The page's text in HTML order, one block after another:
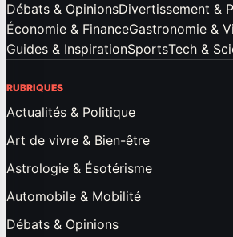
Débats & OpinionsDivertissement &
Économie & FinanceGastronomie &
Guides & InspirationSportsTech &
RUBRIQUES
Actualités & Politique
Art de vivre & Bien-être
Astrologie & Ésotérisme
Automobile & Mobilité
Débats & Opinions